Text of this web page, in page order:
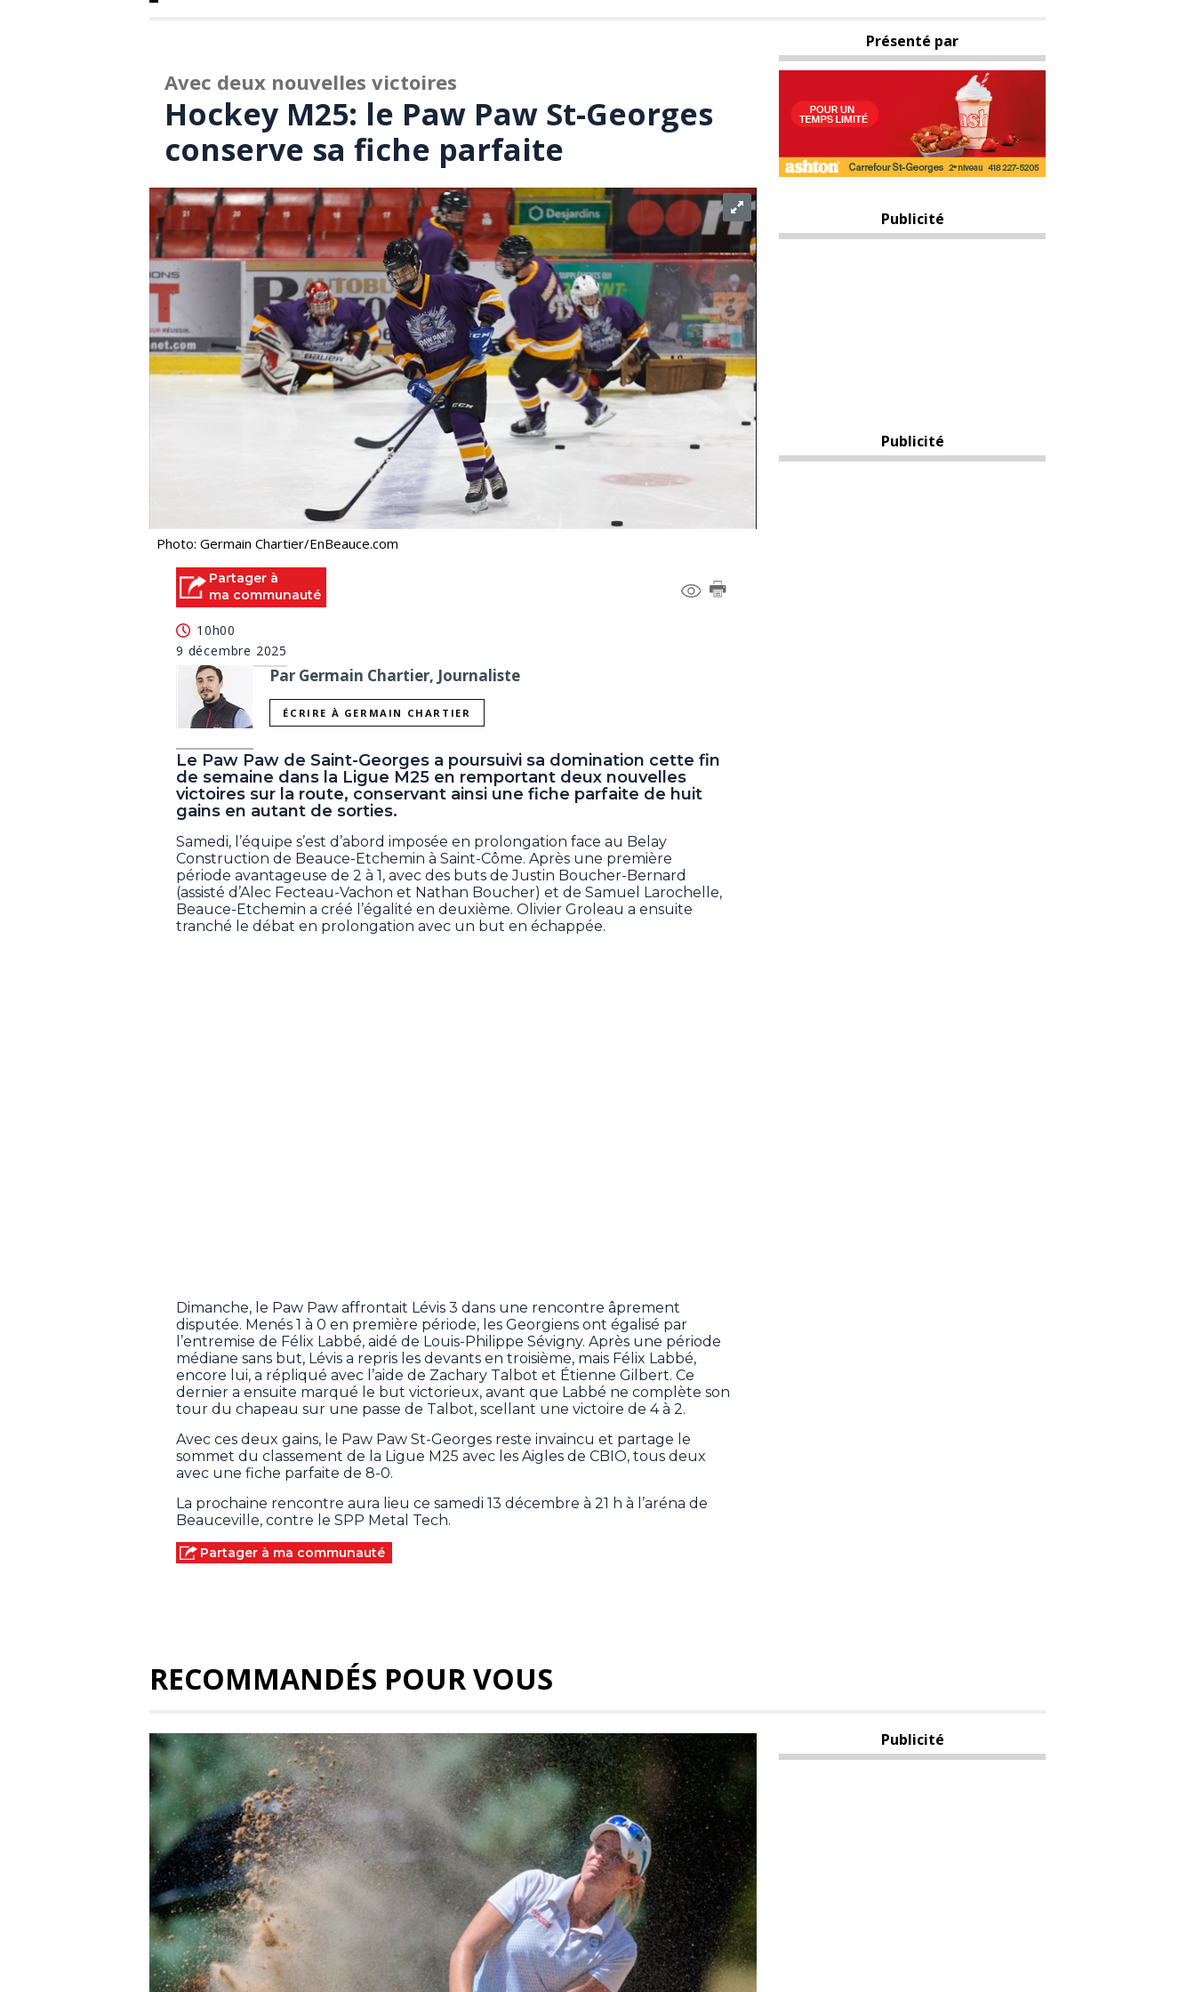
Avec deux nouvelles victoires
Hockey M25: le Paw Paw St-Georges
conserve sa fiche parfaite
Photo: Germain Chartier/EnBeauce.com
Partager à
ma communauté
10h00
9 décembre 2025
Par Germain Chartier, Journaliste
ÉCRIRE À GERMAIN CHARTIER
Le Paw Paw de Saint-Georges a poursuivi sa domination cette fin
de semaine dans la Ligue M25 en remportant deux nouvelles
victoires sur la route, conservant ainsi une fiche parfaite de huit
gains en autant de sorties.
Samedi, l’équipe s’est d’abord imposée en prolongation face au Belay
Construction de Beauce-Etchemin à Saint-Côme. Après une première
période avantageuse de 2 à 1, avec des buts de Justin Boucher-Bernard
(assisté d’Alec Fecteau-Vachon et Nathan Boucher) et de Samuel Larochelle,
Beauce-Etchemin a créé l’égalité en deuxième. Olivier Groleau a ensuite
tranché le débat en prolongation avec un but en échappée.
Dimanche, le Paw Paw affrontait Lévis 3 dans une rencontre âprement
disputée. Menés 1 à 0 en première période, les Georgiens ont égalisé par
l’entremise de Félix Labbé, aidé de Louis-Philippe Sévigny. Après une période
médiane sans but, Lévis a repris les devants en troisième, mais Félix Labbé,
encore lui, a répliqué avec l’aide de Zachary Talbot et Étienne Gilbert. Ce
dernier a ensuite marqué le but victorieux, avant que Labbé ne complète son
tour du chapeau sur une passe de Talbot, scellant une victoire de 4 à 2.
Avec ces deux gains, le Paw Paw St-Georges reste invaincu et partage le
sommet du classement de la Ligue M25 avec les Aigles de CBIO, tous deux
avec une fiche parfaite de 8-0.
La prochaine rencontre aura lieu ce samedi 13 décembre à 21 h à l’aréna de
Beauceville, contre le SPP Metal Tech.
Partager à ma communauté
Présenté par
Publicité
Publicité
RECOMMANDÉS POUR VOUS
Publicité